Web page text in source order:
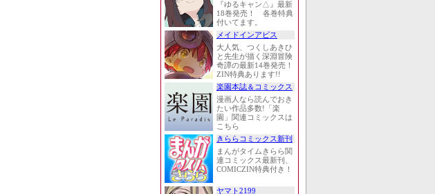
『ゆるキャン△』最新
18巻発売！ 各巻特典
付いてます。
メイドインアビス
大人気、つくしあきひ
と先生が描く深淵冒険
奇譚の最新14巻発売！
ZIN特典あります!!
楽園本誌＆コミックス
漫画人なら読んでおき
たい作品多数!「楽
園」関連コミックスは
こちら
きららコミックス新刊
まんがタイムきらら関
連コミックス最新刊、
COMICZIN特典付き！
ヤマト2199